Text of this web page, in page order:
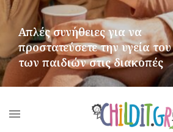
Απλές συνήθειες για να
προστατεύσετε την υγεία
των παιδιών στις διακοπές